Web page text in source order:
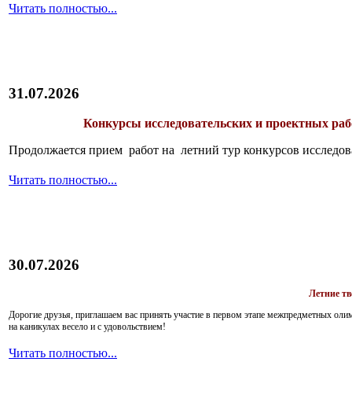
Читать полностью...
31.07.2026
Конкурсы исследовательских и проектных
Продолжается прием работ на летний тур конкурсов
Читать полностью...
30.07.2026
Летние
Дорогие друзья, приглашаем вас принять участие в первом этапе межпредметных
на каникулах весело и с удовольствием!
Читать полностью...